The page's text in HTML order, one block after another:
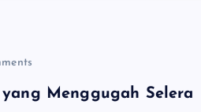
Menggugah Selera